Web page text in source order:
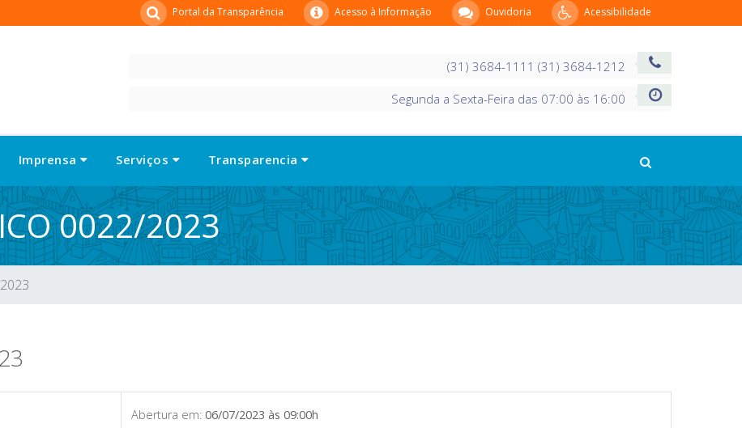
Acessibilidade
Ouvidoria
Acesso à Informação
Portal da Transparência
(31) 3684-1111 (31) 3684-1212
Segunda a Sexta-Feira das 07:00 às 16:00
Imprensa Serviços Transparencia
0022/2023
Abertura em: 06/07/2023 às 09:00h